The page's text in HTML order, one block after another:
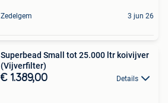
Zedelgem 3 jun 26
Superbead Small tot 25.000 ltr koivijver
(Vijverfilter)
€ 1.389,00 Details